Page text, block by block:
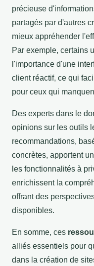
précieuse
partagés par d'autres
mieux appréhender
Par exemple, certains
l'importance d'une
client réactif, ce qui
pour ceux qui
Des experts dans le
opinions sur les outils
recommandations,
concrètes, apportent
les fonctionnalités à
enrichissent la
offrant des
disponibles.
En somme, ces
alliés essentiels pour
dans la création de